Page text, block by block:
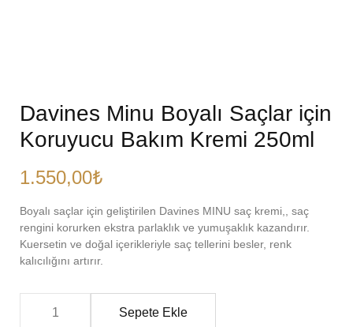
Davines Minu Boyalı Saçlar için
Koruyucu Bakım Kremi 250ml
1.550,00₺
Boyalı saçlar için geliştirilen Davines MINU saç kremi,, saç
rengini korurken ekstra parlaklık ve yumuşaklık kazandırır.
Kuersetin ve doğal içerikleriyle saç tellerini besler, renk
kalıcılığını artırır.
Sepete Ekle